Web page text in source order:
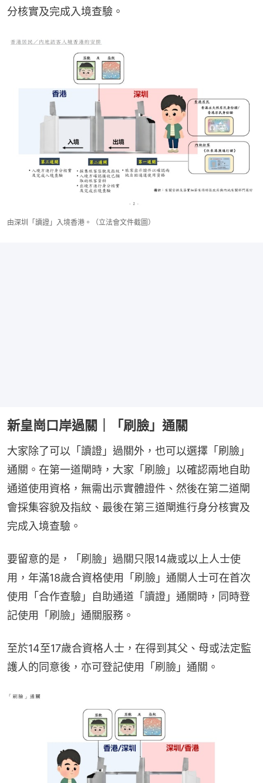
分核實及完成入境查驗。
由深圳「讀證」入境香港。（立法會文件截圖）
新皇崗口岸過關｜「刷臉」通關
大家除了可以「讀證」過關外，也可以選擇「刷臉」
通關。在第一道閘時，大家「刷臉」以確認兩地自助
通道使用資格，無需出示實體證件、然後在第二道閘
會採集容貌及指紋、最後在第三道閘進行身分核實及
完成入境查驗。
要留意的是，「刷臉」過關只限14歲或以上人士使
用，年滿18歲合資格使用「刷臉」通關人士可在首次
使用「合作查驗」自助通道「讀證」通關時，同時登
記使用「刷臉」通關服務。
至於14至17歲合資格人士，在得到其父、母或法定監
護人的同意後，亦可登記使用「刷臉」通關。